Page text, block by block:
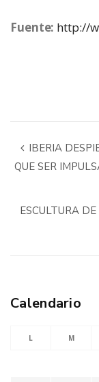
Fuente: http://
IBERIA
QUE SER
ESCULTURA
Calendario
L M